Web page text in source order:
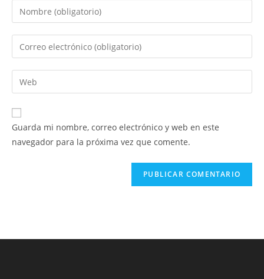
Introduce
tu
nombre
de
usuario
para
comentar
Introduce
tu
dirección
de
electrónico
para
comentar
Introduce
la
URL
de
Guarda mi nombre, correo electrónico y web en este
navegador para la próxima vez que comente.